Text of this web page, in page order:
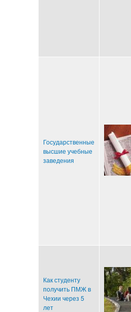
Государственные
высшие учебные
заведения
Как студенту
получить ПМЖ в
Чехии через 5
лет